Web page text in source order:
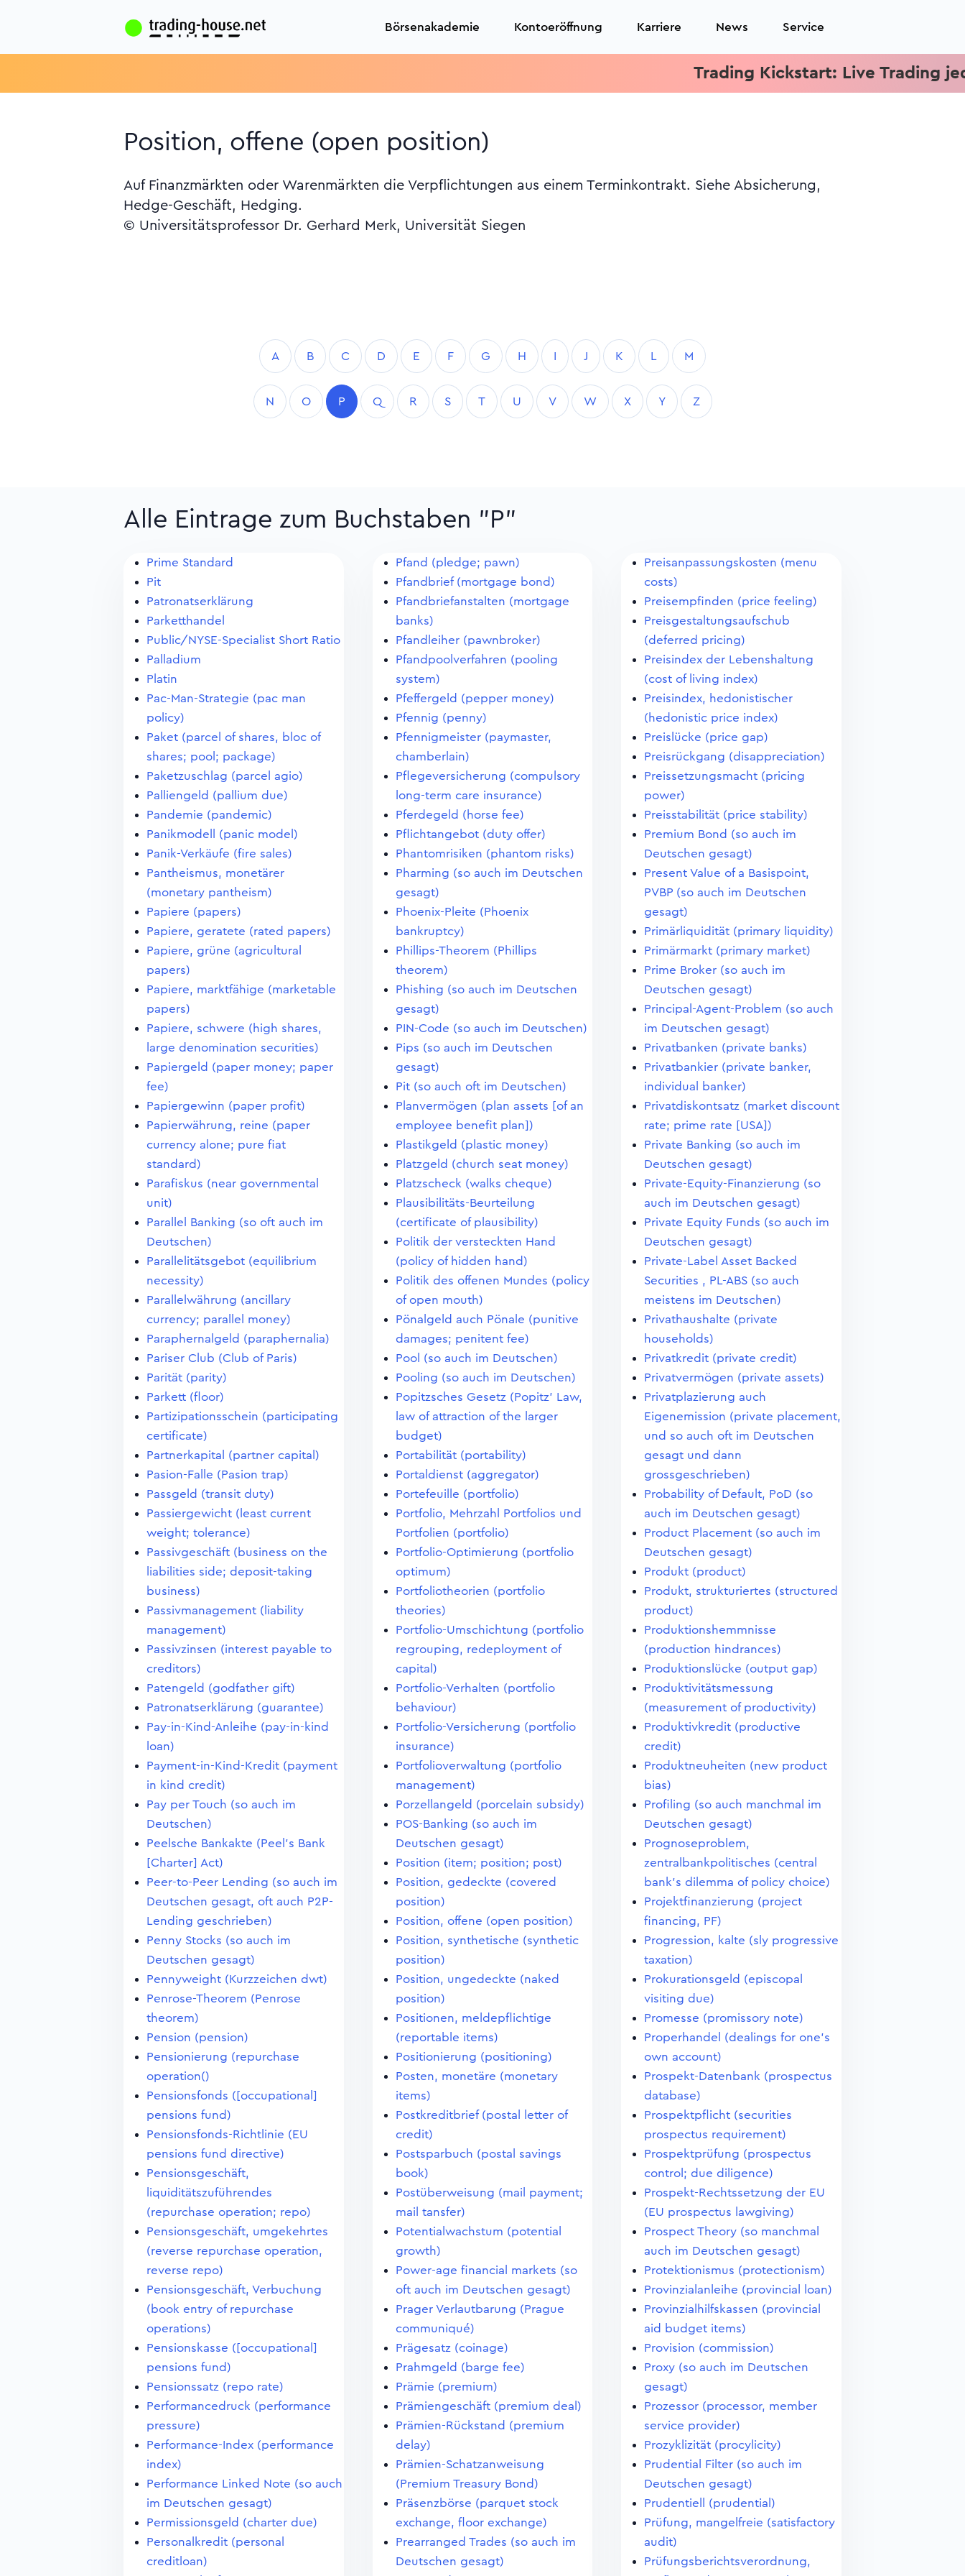
Börsenakademie Kontoeröffnung Karriere News Service
Trading Kickstart: Live Trading jeden
Position, offene (open position)
Auf Finanzmärkten oder Warenmärkten die Verpflichtungen aus einem Terminkontrakt. Siehe Absicherung,
Hedge-Geschäft, Hedging.
© Universitätsprofessor Dr. Gerhard Merk, Universität Siegen
A B C D E F G H I J K L M
N O P Q R S T U V W X Y Z
Alle Eintrage zum Buchstaben "P"
Prime Standard
Pit
Patronatserklärung
Parketthandel
Public/NYSE-Specialist Short Ratio
Palladium
Platin
Pac-Man-Strategie (pac man
policy)
Paket (parcel of shares, bloc of
shares; pool; package)
Paketzuschlag (parcel agio)
Palliengeld (pallium due)
Pandemie (pandemic)
Panikmodell (panic model)
Panik-Verkäufe (fire sales)
Pantheismus, monetärer
(monetary pantheism)
Papiere (papers)
Papiere, geratete (rated papers)
Papiere, grüne (agricultural
papers)
Papiere, marktfähige (marketable
papers)
Papiere, schwere (high shares,
large denomination securities)
Papiergeld (paper money; paper
fee)
Papiergewinn (paper profit)
Papierwährung, reine (paper
currency alone; pure fiat
standard)
Parafiskus (near governmental
unit)
Parallel Banking (so oft auch im
Deutschen)
Parallelitätsgebot (equilibrium
necessity)
Parallelwährung (ancillary
currency; parallel money)
Paraphernalgeld (paraphernalia)
Pariser Club (Club of Paris)
Parität (parity)
Parkett (floor)
Partizipationsschein (participating
certificate)
Partnerkapital (partner capital)
Pasion-Falle (Pasion trap)
Passgeld (transit duty)
Passiergewicht (least current
weight; tolerance)
Passivgeschäft (business on the
liabilities side; deposit-taking
business)
Passivmanagement (liability
management)
Passivzinsen (interest payable to
creditors)
Patengeld (godfather gift)
Patronatserklärung (guarantee)
Pay-in-Kind-Anleihe (pay-in-kind
loan)
Payment-in-Kind-Kredit (payment
in kind credit)
Pay per Touch (so auch im
Deutschen)
Peelsche Bankakte (Peel's Bank
[Charter] Act)
Peer-to-Peer Lending (so auch im
Deutschen gesagt, oft auch P2P-
Lending geschrieben)
Penny Stocks (so auch im
Deutschen gesagt)
Pennyweight (Kurzzeichen dwt)
Penrose-Theorem (Penrose
theorem)
Pension (pension)
Pensionierung (repurchase
operation()
Pensionsfonds ([occupational]
pensions fund)
Pensionsfonds-Richtlinie (EU
pensions fund directive)
Pensionsgeschäft,
liquiditätszuführendes
(repurchase operation; repo)
Pensionsgeschäft, umgekehrtes
(reverse repurchase operation,
reverse repo)
Pensionsgeschäft, Verbuchung
(book entry of repurchase
operations)
Pensionskasse ([occupational]
pensions fund)
Pensionssatz (repo rate)
Performancedruck (performance
pressure)
Performance-Index (performance
index)
Performance Linked Note (so auch
im Deutschen gesagt)
Permissionsgeld (charter due)
Personalkredit (personal
creditloan)
Pfand (pledge; pawn)
Pfandbrief (mortgage bond)
Pfandbriefanstalten (mortgage
banks)
Pfandleiher (pawnbroker)
Pfandpoolverfahren (pooling
system)
Pfeffergeld (pepper money)
Pfennig (penny)
Pfennigmeister (paymaster,
chamberlain)
Pflegeversicherung (compulsory
long-term care insurance)
Pferdegeld (horse fee)
Pflichtangebot (duty offer)
Phantomrisiken (phantom risks)
Pharming (so auch im Deutschen
gesagt)
Phoenix-Pleite (Phoenix
bankruptcy)
Phillips-Theorem (Phillips
theorem)
Phishing (so auch im Deutschen
gesagt)
PIN-Code (so auch im Deutschen)
Pips (so auch im Deutschen
gesagt)
Pit (so auch oft im Deutschen)
Planvermögen (plan assets [of an
employee benefit plan])
Plastikgeld (plastic money)
Platzgeld (church seat money)
Platzscheck (walks cheque)
Plausibilitäts-Beurteilung
(certificate of plausibility)
Politik der versteckten Hand
(policy of hidden hand)
Politik des offenen Mundes (policy
of open mouth)
Pönalgeld auch Pönale (punitive
damages; penitent fee)
Pool (so auch im Deutschen)
Pooling (so auch im Deutschen)
Popitzsches Gesetz (Popitz' Law,
law of attraction of the larger
budget)
Portabilität (portability)
Portaldienst (aggregator)
Portefeuille (portfolio)
Portfolio, Mehrzahl Portfolios und
Portfolien (portfolio)
Portfolio-Optimierung (portfolio
optimum)
Portfoliotheorien (portfolio
theories)
Portfolio-Umschichtung (portfolio
regrouping, redeployment of
capital)
Portfolio-Verhalten (portfolio
behaviour)
Portfolio-Versicherung (portfolio
insurance)
Portfolioverwaltung (portfolio
management)
Porzellangeld (porcelain subsidy)
POS-Banking (so auch im
Deutschen gesagt)
Position (item; position; post)
Position, gedeckte (covered
position)
Position, offene (open position)
Position, synthetische (synthetic
position)
Position, ungedeckte (naked
position)
Positionen, meldepflichtige
(reportable items)
Positionierung (positioning)
Posten, monetäre (monetary
items)
Postkreditbrief (postal letter of
credit)
Postsparbuch (postal savings
book)
Postüberweisung (mail payment;
mail tansfer)
Potentialwachstum (potential
growth)
Power-age financial markets (so
oft auch im Deutschen gesagt)
Prager Verlautbarung (Prague
communiqué)
Prägesatz (coinage)
Prahmgeld (barge fee)
Prämie (premium)
Prämiengeschäft (premium deal)
Prämien-Rückstand (premium
delay)
Prämien-Schatzanweisung
(Premium Treasury Bond)
Präsenzbörse (parquet stock
exchange, floor exchange)
Prearranged Trades (so auch im
Deutschen gesagt)
Preisanpassungskosten (menu
costs)
Preisempfinden (price feeling)
Preisgestaltungsaufschub
(deferred pricing)
Preisindex der Lebenshaltung
(cost of living index)
Preisindex, hedonistischer
(hedonistic price index)
Preislücke (price gap)
Preisrückgang (disappreciation)
Preissetzungsmacht (pricing
power)
Preisstabilität (price stability)
Premium Bond (so auch im
Deutschen gesagt)
Present Value of a Basispoint,
PVBP (so auch im Deutschen
gesagt)
Primärliquidität (primary liquidity)
Primärmarkt (primary market)
Prime Broker (so auch im
Deutschen gesagt)
Principal-Agent-Problem (so auch
im Deutschen gesagt)
Privatbanken (private banks)
Privatbankier (private banker,
individual banker)
Privatdiskontsatz (market discount
rate; prime rate [USA])
Private Banking (so auch im
Deutschen gesagt)
Private-Equity-Finanzierung (so
auch im Deutschen gesagt)
Private Equity Funds (so auch im
Deutschen gesagt)
Private-Label Asset Backed
Securities , PL-ABS (so auch
meistens im Deutschen)
Privathaushalte (private
households)
Privatkredit (private credit)
Privatvermögen (private assets)
Privatplazierung auch
Eigenemission (private placement,
und so auch oft im Deutschen
gesagt und dann
grossgeschrieben)
Probability of Default, PoD (so
auch im Deutschen gesagt)
Product Placement (so auch im
Deutschen gesagt)
Produkt (product)
Produkt, strukturiertes (structured
product)
Produktionshemmnisse
(production hindrances)
Produktionslücke (output gap)
Produktivitätsmessung
(measurement of productivity)
Produktivkredit (productive
credit)
Produktneuheiten (new product
bias)
Profiling (so auch manchmal im
Deutschen gesagt)
Prognoseproblem,
zentralbankpolitisches (central
bank's dilemma of policy choice)
Projektfinanzierung (project
financing, PF)
Progression, kalte (sly progressive
taxation)
Prokurationsgeld (episcopal
visiting due)
Promesse (promissory note)
Properhandel (dealings for one's
own account)
Prospekt-Datenbank (prospectus
database)
Prospektpflicht (securities
prospectus requirement)
Prospektprüfung (prospectus
control; due diligence)
Prospekt-Rechtssetzung der EU
(EU prospectus lawgiving)
Prospect Theory (so manchmal
auch im Deutschen gesagt)
Protektionismus (protectionism)
Provinzialanleihe (provincial loan)
Provinzialhilfskassen (provincial
aid budget items)
Provision (commission)
Proxy (so auch im Deutschen
gesagt)
Prozessor (processor, member
service provider)
Prozyklizität (procylicity)
Prudential Filter (so auch im
Deutschen gesagt)
Prudentiell (prudential)
Prüfung, mangelfreie (satisfactory
audit)
Prüfungsberichtsverordnung,